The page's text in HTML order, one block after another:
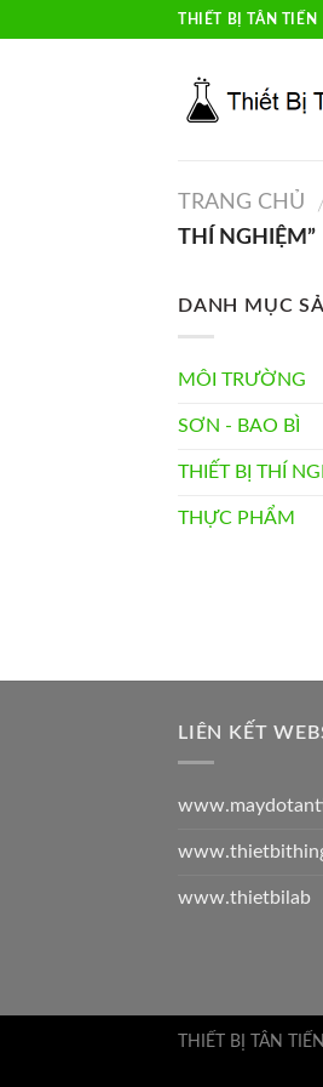
to
THIẾT BỊ TÂN TIẾN
TRANG CHỦ
THÍ NGHIỆM”
DANH MỤC
MÔI TRƯỜNG
SƠN - BAO BÌ
THIẾT BỊ THÍ
THỰC PHẨM
LIÊN KẾT
www.thietbilab
THIẾT BỊ TÂN TIẾN